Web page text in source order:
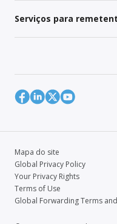
Serviços para
Mapa do site
Global Privacy Policy
Your Privacy Rights
Terms of Use
Global Forwarding Terms